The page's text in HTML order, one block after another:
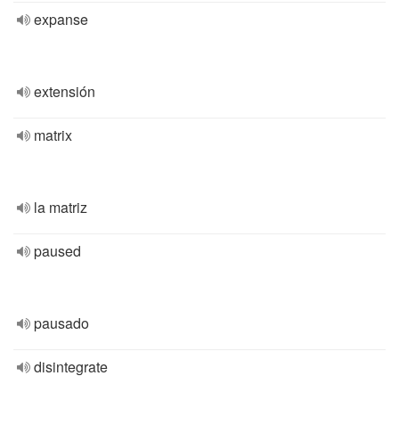
expanse
extensión
matrix
la matriz
paused
pausado
disintegrate